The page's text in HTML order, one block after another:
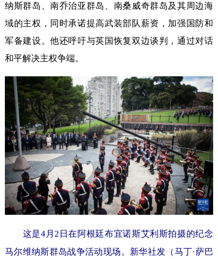
English Español Français عربى
Русский язык 日本語 한국어
纳斯群岛、南乔治亚群岛、南桑威奇群岛及其周边海
域的主权，同时承诺提高武装部队薪资，加强国防和
军备建设。他还呼吁与英国恢复双边谈判，通过对话
和平解决主权争端。
这是4月2日在阿根廷布宜诺斯艾利斯拍摄的纪念
马尔维纳斯群岛战争活动现场。新华社发（马丁·萨巴